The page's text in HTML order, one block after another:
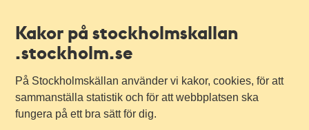
Kakor på stockholmskallan
.stockholm.se
På Stockholmskällan använder vi kakor, cookies, för att
sammanställa statistik och för att webbplatsen ska
fungera på ett bra sätt för dig.